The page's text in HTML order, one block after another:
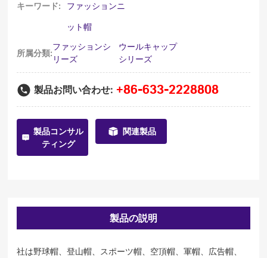
キーワード: ファッションニ
ット帽
所属分類:
ファッションシ
リーズ
ウールキャップ
シリーズ
製品お問い合わせ: +86-633-2228808
製品コンサル
ティング
関連製品
製品の説明
社は野球帽、登山帽、スポーツ帽、空頂帽、軍帽、広告帽、